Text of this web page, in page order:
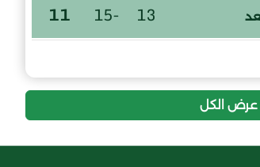
13
-15
11
عرض الكل